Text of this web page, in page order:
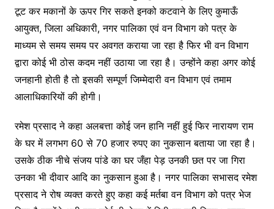
टूट कर मकानों के ऊपर गिर सकते इनको कटवाने के लिए कुमाऊँ
आयुक्त, जिला अधिकारी, नगर पालिका एवं वन विभाग को पत्र के
माध्यम से समय समय पर अवगत कराया जा रहा है फिर भी वन विभाग
द्वारा कोई भी ठोस कदम नहीं उठाया जा रहा है। उन्होंने कहा अगर कोई
जनहानी होती है तो इसकी सम्पूर्ण जिम्मेदारी वन विभाग एवं तमाम
आलाधिकारियों की होगी।
रमेश प्रसाद ने कहा अलबत्ता कोई जन हानि नहीं हुई फिर नारायण राम
के घर में लगभग 60 से 70 हजार रुपए का नुकसान बताया जा रहा है।
उसके ठीक नीचे संजय पांडे का घर जँहा पेड़ उनकी छत पर जा गिरा
उनका भी दीवार आदि का नुकसान हुआ है। नगर पालिका सभासद रमेश
प्रसाद ने रोष व्यक्त करते हुए कहा कई मर्तबा वन विभाग को पत्र भेज